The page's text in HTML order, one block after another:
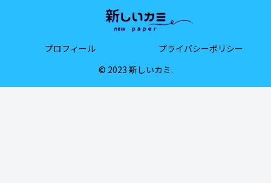
プロフィール
プライバシーポリシー
© 2023 新しいカミ.